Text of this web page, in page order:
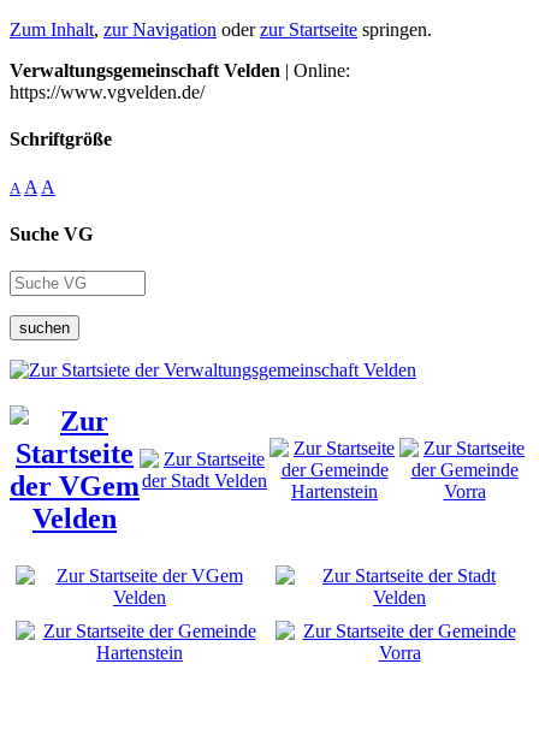
Zum Inhalt, zur Navigation oderzur Startseite springen.
Verwaltungsgemeinschaft Velden | Online:
https://www.vgvelden.de/
Schriftgröße
A A A
Suche VG
suchen